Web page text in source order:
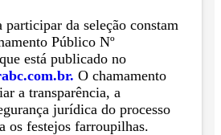
participar da seleção constam
Público Nº
está publicado no
O chamamento
a transparência, a
jurídica do processo
os festejos farroupilhas.